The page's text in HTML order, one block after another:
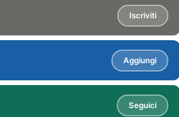
Iscriviti
Aggiungi
Seguici